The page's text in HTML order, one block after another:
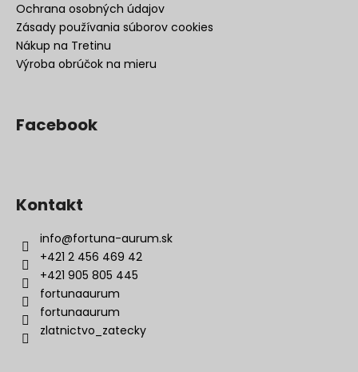
Ochrana osobných údajov
Zásady používania súborov cookies
Nákup na Tretinu
Výroba obrúčok na mieru
Facebook
Kontakt
info@fortuna-aurum.sk
+421 2 456 469 42
+421 905 805 445
fortunaaurum
fortunaaurum
zlatnictvo_zatecky